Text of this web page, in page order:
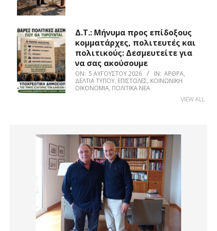
Δ.Τ.: Μήνυμα προς επίδοξους
κομματάρχες, πολιτευτές και
πολιτικούς: Δεσμευτείτε για
να σας ακούσουμε
ON: 5 ΑΥΓΟΎΣΤΟΥ 2026 IN: ΆΡΘΡΑ,
ΔΕΛΤΊΑ ΤΎΠΟΥ, ΕΠΙΣΤΟΛΈΣ, ΚΟΙΝΩΝΙΚΉ
ΟΙΚΟΝΟΜΊΑ, ΠΟΛΙΤΙΚΆ ΝΈΑ
VIEW ALL